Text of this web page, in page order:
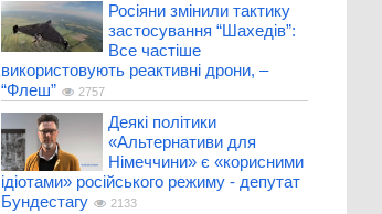
Росіяни змінили тактику
застосування “Шахедів”:
Все частіше
використовують реактивні дрони, –
“Флеш”
2757
Деякі політики
«Альтернативи для
Німеччини» є «корисними
ідіотами» російського режиму - депутат
Бундестагу
2133